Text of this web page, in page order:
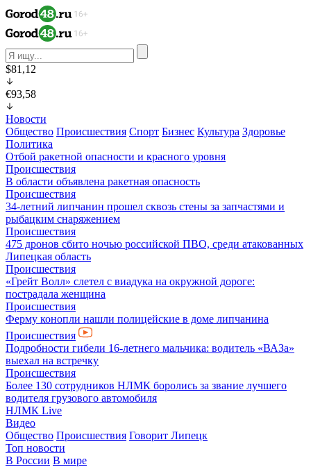
$81,12
€93,58
Новости
Общество Происшествия Спорт Бизнес Культура Здоровье
Политика
Отбой ракетной опасности и красного уровня
Происшествия
В области объявлена ракетная опасность
Происшествия
34-летний липчанин прошел сквозь стены за запчастями и
рыбацким снаряжением
Происшествия
475 дронов сбито ночью российской ПВО, среди атакованных
Липецкая область
Происшествия
«Грейт Волл» слетел с виадука на окружной дороге:
пострадала женщина
Происшествия
Ферму конопли нашли полицейские в доме липчанина
Происшествия
Подробности гибели 16-летнего мальчика: водитель «ВАЗа»
выехал на встречку
Происшествия
Более 130 сотрудников НЛМК боролись за звание лучшего
водителя грузового автомобиля
НЛМК Live
Видео
Общество Происшествия Говорит Липецк
Топ новости
В России В мире